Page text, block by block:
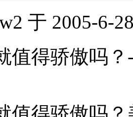
于 2005-6-
值得骄傲吗